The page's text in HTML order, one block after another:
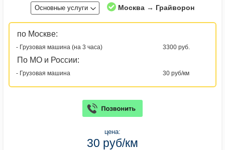
Основные услуги Москва → Грайворон
по Москве:
- Грузовая машина (на 3 часа) 3300 руб.
По МО и России:
- Грузовая машина 30 руб/км
цена:
30 руб/км